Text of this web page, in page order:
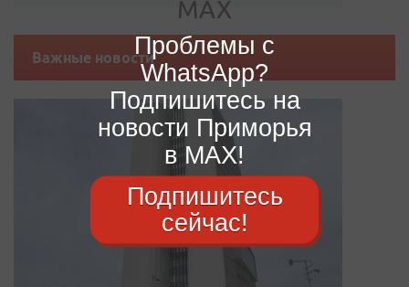
Важные новостиПроблемы с
WhatsApp?
Подпишитесь на
новости Приморья
в MAX!
Подпишитесь
сейчас!